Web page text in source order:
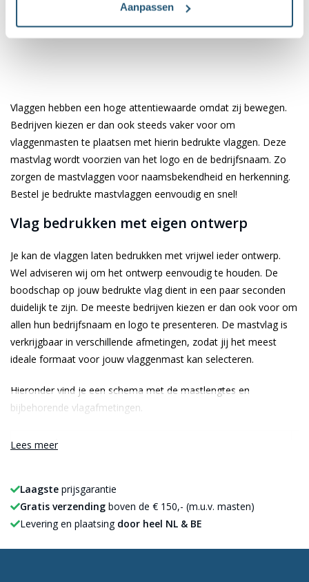
Aanpassen
Vlaggen hebben een hoge attentiewaarde omdat zij bewegen.
Bedrijven kiezen er dan ook steeds vaker voor om
vlaggenmasten te plaatsen met hierin bedrukte vlaggen. Deze
mastvlag wordt voorzien van het logo en de bedrijfsnaam. Zo
zorgen de mastvlaggen voor naamsbekendheid en herkenning.
Bestel je bedrukte mastvlaggen eenvoudig en snel!
Vlag bedrukken met eigen ontwerp
Je kan de vlaggen laten bedrukken met vrijwel ieder ontwerp.
Wel adviseren wij om het ontwerp eenvoudig te houden. De
boodschap op jouw bedrukte vlag dient in een paar seconden
duidelijk te zijn. De meeste bedrijven kiezen er dan ook voor om
allen hun bedrijfsnaam en logo te presenteren. De mastvlag is
verkrijgbaar in verschillende afmetingen, zodat jij het meest
ideale formaat voor jouw vlaggenmast kan selecteren.
Hieronder vind je een schema met de mastlengtes en
bijbehorende vlagafmetingen.
Lengte vlaggenmast
Vlaggenmast 4/5 meter
Vlaggenmast 6/7 meter
Lees meer
Laagste prijsgarantie
Gratis verzending boven de € 150,- (m.u.v. masten)
Levering en plaatsing door heel NL & BE